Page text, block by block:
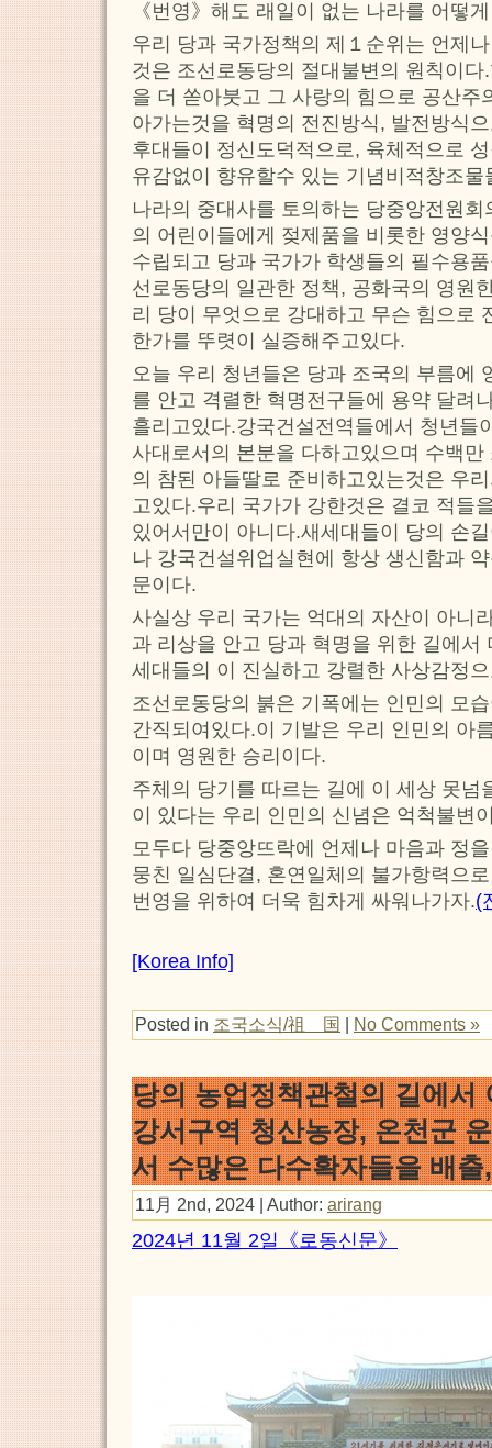
《번영》해도 래일이 없는 나라를 어떻
우리 당과 국가정책의 제１순위는 언제
것은 조선로동당의 절대불변의 원칙이
을 더 쏟아붓고 그 사랑의 힘으로 공산주
아가는것을 혁명의 전진방식, 발전방식
후대들이 정신도덕적으로, 육체적으로
유감없이 향유할수 있는 기념비적창조
나라의 중대사를 토의하는 당중앙전원
의 어린이들에게 젖제품을 비롯한 영양
수립되고 당과 국가가 학생들의 필수용
선로동당의 일관한 정책, 공화국의 영원
리 당이 무엇으로 강대하고 무슨 힘으로
한가를 뚜렷이 실증해주고있다.
오늘 우리 청년들은 당과 조국의 부름에
를 안고 격렬한 혁명전구들에 용약 달려
흘리고있다.강국건설전역들에서 청년들
사대로서의 본분을 다하고있으며 수백
의 참된 아들딸로 준비하고있는것은 우
고있다.우리 국가가 강한것은 결코 적들
있어서만이 아니다.새세대들이 당의 손
나 강국건설위업실현에 항상 생신함과
문이다.
사실상 우리 국가는 억대의 자산이 아니
과 리상을 안고 당과 혁명을 위한 길에서
세대들의 이 진실하고 강렬한 사상감정
조선로동당의 붉은 기폭에는 인민의 모
간직되여있다.이 기발은 우리 인민의 아
이며 영원한 승리이다.
주체의 당기를 따르는 길에 이 세상 못넘
이 있다는 우리 인민의 신념은 억척불변
모두다 당중앙뜨락에 언제나 마음과 정
뭉친 일심단결, 혼연일체의 불가항력으
번영을 위하여 더욱 힘차게 싸워나가자.(
[Korea Info]
Posted in 조국소식/祖 国 | No Comments »
당의 농업정책관철의 길에서
강서구역 청산농장, 온천군
서 수많은 다수확자들을 배
11月 2nd, 2024 | Author: arirang
2024년 11월 2일《로동신문》